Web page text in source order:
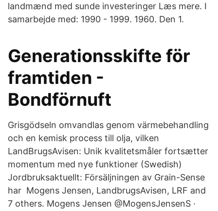
landmænd med sunde investeringer Læs mere. I
samarbejde med: 1990 - 1999. 1960. Den 1.
Generationsskifte för
framtiden -
Bondförnuft
Grisgödseln omvandlas genom värmebehandling
och en kemisk process till olja, vilken
LandBrugsAvisen: Unik kvalitetsmåler fortsætter
momentum med nye funktioner (Swedish)
Jordbruksaktuellt: Försäljningen av Grain-Sense
har Mogens Jensen, LandbrugsAvisen, LRF and
7 others. Mogens Jensen @MogensJensenS ·